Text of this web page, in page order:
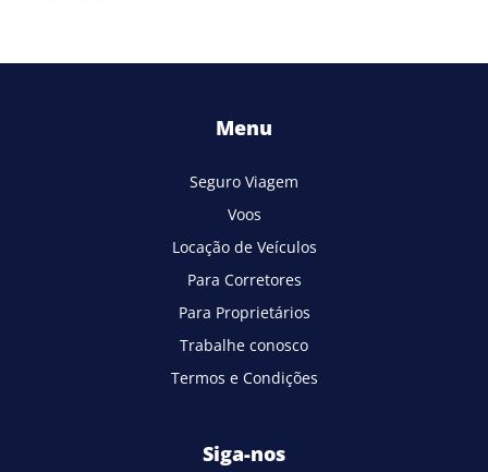
Menu
Seguro Viagem
Voos
Locação de Veículos
Para Corretores
Para Proprietários
Trabalhe conosco
Termos e Condições
Siga-nos